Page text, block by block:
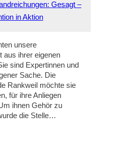
Gesagt –
in Aktion
unsere
aus ihrer eigenen
sind Expertinnen und
Sache. Die
Rankweil möchte sie
für ihre Anliegen
ihnen Gehör zu
die Stelle…